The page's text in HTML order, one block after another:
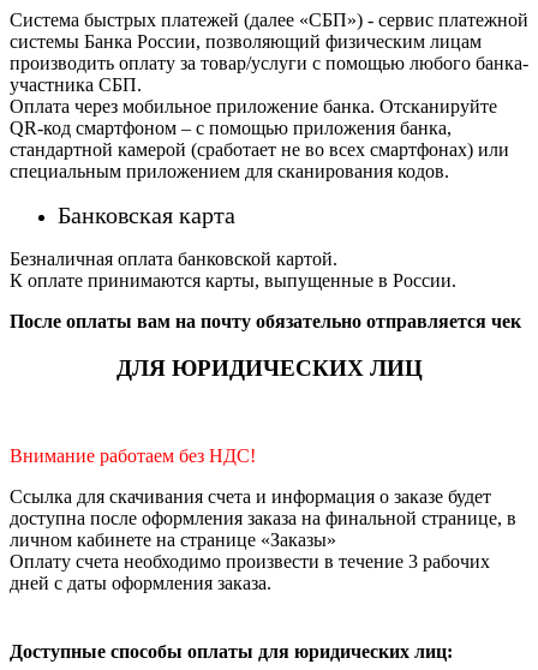
Система быстрых платежей (далее «СБП») - сервис платежной
системы Банка России, позволяющий физическим лицам
производить оплату за товар/услуги с помощью любого банка-
участника СБП.
Оплата через мобильное приложение банка. Отсканируйте
QR-код смартфоном – с помощью приложения банка,
стандартной камерой (сработает не во всех смартфонах) или
специальным приложением для сканирования кодов.
Банковская карта
Безналичная оплата банковской картой.
К оплате принимаются карты, выпущенные в России.
После оплаты вам на почту обязательно отправляется чек
ДЛЯ ЮРИДИЧЕСКИХ ЛИЦ
Внимание работаем без НДС!
Ссылка для скачивания счета и информация о заказе будет
доступна после оформления заказа на финальной странице, в
личном кабинете на странице «Заказы»
Оплату счета необходимо произвести в течение 3 рабочих
дней с даты оформления заказа.
Доступные способы оплаты для юридических лиц: